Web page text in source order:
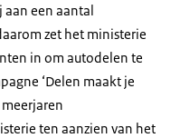
een aantal
zet het ministerie
in om autodelen te
‘Delen maakt je
ten aanzien van het